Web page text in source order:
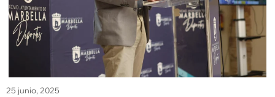
25 junio, 2025